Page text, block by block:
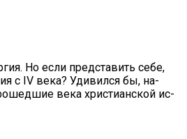
Но ес­ли пред­ста­вить се­бе,
с IV ве­ка? Уди­вил­ся бы, на­
ве­ка хри­сти­ан­ской ис­